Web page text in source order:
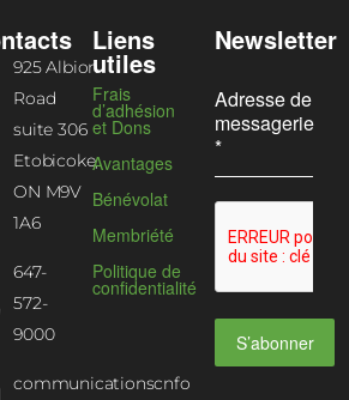
925 Albion
Road
suite 306
Etobicoke,
ON M9V
1A6
647-
572-
9000
communicationscnfo
Liens
utiles
Frais
d’adhésion
et Dons
Avantages
Bénévolat
Membriété
Politique de
confidentialité
Newsletter
Adresse de
messagerie
*
S’abonner